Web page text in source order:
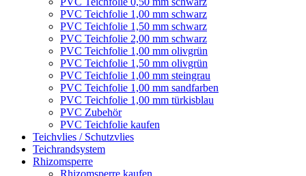
PVC Teichfolie 1,00 mm schwarz
PVC Teichfolie 1,50 mm schwarz
PVC Teichfolie 2,00 mm schwarz
PVC Teichfolie 1,00 mm olivgrün
PVC Teichfolie 1,50 mm olivgrün
PVC Teichfolie 1,00 mm steingrau
PVC Teichfolie 1,00 mm sandfarben
PVC Teichfolie 1,00 mm türkisblau
PVC Zubehör
PVC Teichfolie kaufen
Teichvlies / Schutzvlies
Teichrandsystem
Rhizomsperre
Rhizomsperre kaufen